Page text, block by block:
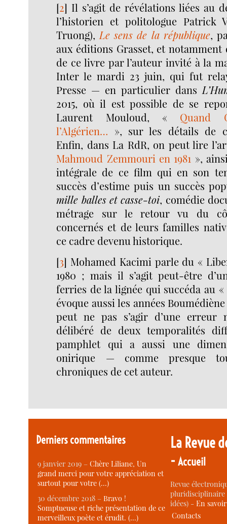
[2] Il s’agit de révélations liées au
l’historien et politologue Patrick
Truong), Le sens de la république,
aux éditions Grasset, et notamment
de ce livre par l’auteur invité à la
Inter le mardi 23 juin, qui fut
Presse — en particulier dans
2015, où il est possible de se
Laurent Mouloud, « Quand
l’Algérien… », sur les détails de
Enfin, dans La RdR, on peut lire
Mahmoud Zemmouri en 1981 »,
intégrale de ce film qui en son
succès d’estime puis un succès
mille balles et casse-toi, comédie
métrage sur le retour vu du
concernés et de leurs familles
ce cadre devenu historique.
[3] Mohamed Kacimi parle du «
1980 ; mais il s’agit peut-être
ferries de la lignée qui succéda au
évoque aussi les années
peut ne pas s’agir d’une erreur
délibéré de deux temporalités
pamphlet qui a aussi une
onirique — comme presque
chroniques de cet auteur.
Derniers commentaires
9 janvier 2019 –Chère Liliane, Un
grand merci pour votre appréciation et
surtout pour votre (…)
30 décembre 2018 –Bravo !
Somptueuse et riche présentation de ce
merveilleux poète et érudit. (…)
La Revue
-Accueil
Revue
idées) -En
Contacts